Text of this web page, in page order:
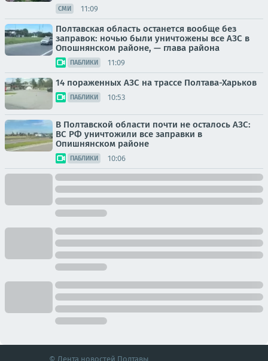
СМИ 11:09
Полтавская область останется вообще без
заправок: ночью были уничтожены все АЗС в
Опошнянском районе, — глава района
ПАБЛИКИ 11:09
14 пораженных АЗС на трассе Полтава-Харьков
ПАБЛИКИ 10:53
В Полтавской области почти не осталось АЗС:
ВС РФ уничтожили все заправки в
Опишнянском районе
ПАБЛИКИ 10:06
© Лента новостей Полтавы